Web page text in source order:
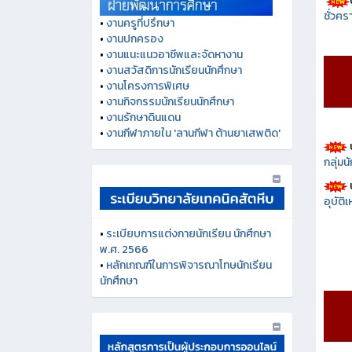
•งานครูที่ปรึกษา
•งานปกครอง
•งานแนะแนวอาชีพและจัดหางาน
•งานสวัสดิการนักเรียนนักศึกษา
•งานโครงการพิเศษ
•งานกิจกรรมนักเรียนนักศึกษา
•งานรักษาดินแดน
•งานกีฬาภายใน 'ลานกีฬา ต้านยาเสพติด'
• ระเบียบการแต่งกายนักเรียน นักศึกษา
พ.ศ. 2566
• หลักเกณฑ์ในการพิจารณาโทษนักเรียน
นักศึกษา
ชั่วคร
กลุ่มนั
อุบัติ